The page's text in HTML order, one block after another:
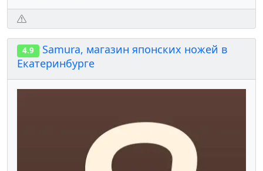
4.9
Samura, магазин японских ножей в
Екатеринбурге